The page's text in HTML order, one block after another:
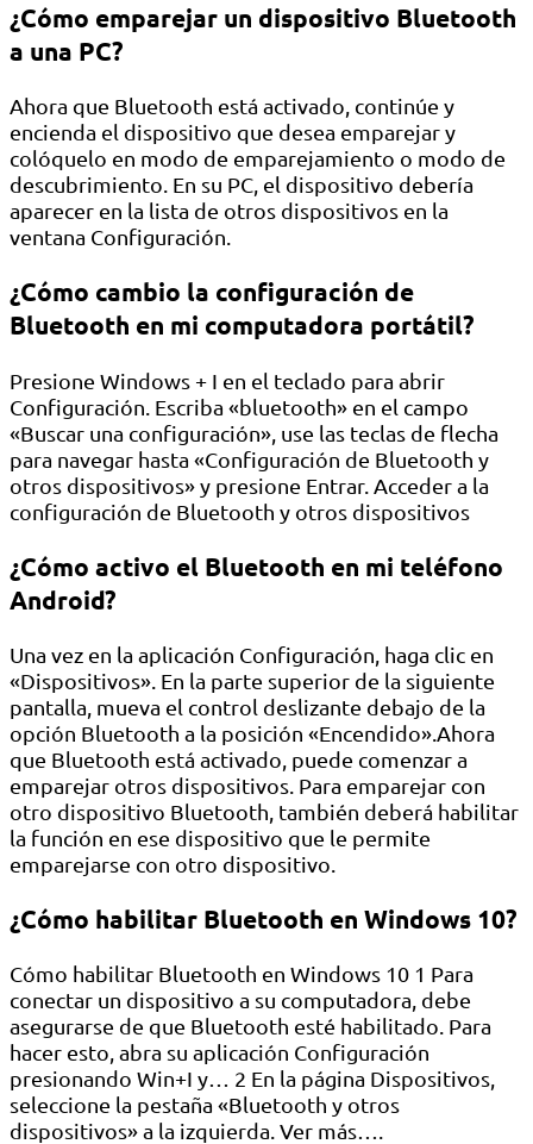
¿Cómo emparejar un dispositivo Bluetooth
a una PC?
Ahora que Bluetooth está activado, continúe y
encienda el dispositivo que desea emparejar y
colóquelo en modo de emparejamiento o modo de
descubrimiento. En su PC, el dispositivo debería
aparecer en la lista de otros dispositivos en la
ventana Configuración.
¿Cómo cambio la configuración de
Bluetooth en mi computadora portátil?
Presione Windows + I en el teclado para abrir
Configuración. Escriba «bluetooth» en el campo
«Buscar una configuración», use las teclas de flecha
para navegar hasta «Configuración de Bluetooth y
otros dispositivos» y presione Entrar. Acceder a la
configuración de Bluetooth y otros dispositivos
¿Cómo activo el Bluetooth en mi teléfono
Android?
Una vez en la aplicación Configuración, haga clic en
«Dispositivos». En la parte superior de la siguiente
pantalla, mueva el control deslizante debajo de la
opción Bluetooth a la posición «Encendido».Ahora
que Bluetooth está activado, puede comenzar a
emparejar otros dispositivos. Para emparejar con
otro dispositivo Bluetooth, también deberá habilitar
la función en ese dispositivo que le permite
emparejarse con otro dispositivo.
¿Cómo habilitar Bluetooth en Windows 10?
Cómo habilitar Bluetooth en Windows 10 1 Para
conectar un dispositivo a su computadora, debe
asegurarse de que Bluetooth esté habilitado. Para
hacer esto, abra su aplicación Configuración
presionando Win+I y… 2 En la página Dispositivos,
seleccione la pestaña «Bluetooth y otros
dispositivos» a la izquierda. Ver más….